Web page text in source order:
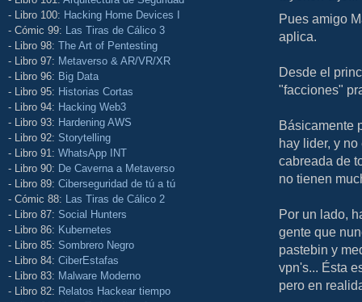
- Libro 100: Hacking Home Devices I
- Cómic 99: Las Tiras de Cálico 3
- Libro 98: The Art of Pentesting
- Libro 97: Metaverso & AR/VR/XR
- Libro 96: Big Data
- Libro 95: Historias Cortas
- Libro 94: Hacking Web3
- Libro 93: Hardening AWS
- Libro 92: Storytelling
- Libro 91: WhatsApp INT
- Libro 90: De Caverna a Metaverso
- Libro 89: Ciberseguridad de tú a tú
- Cómic 88: Las Tiras de Cálico 2
- Libro 87: Social Hunters
- Libro 86: Kubernetes
- Libro 85: Sombrero Negro
- Libro 84: CiberEstafas
- Libro 83: Malware Moderno
- Libro 82: Relatos Hackear tiempo
Pues amigo
aplica.
Desde el
"facciones"
Básicamente
hay lider, y
cabreada de
no tienen
Por un lado,
gente que
pastebin y
vpn's... Ésta
pero en